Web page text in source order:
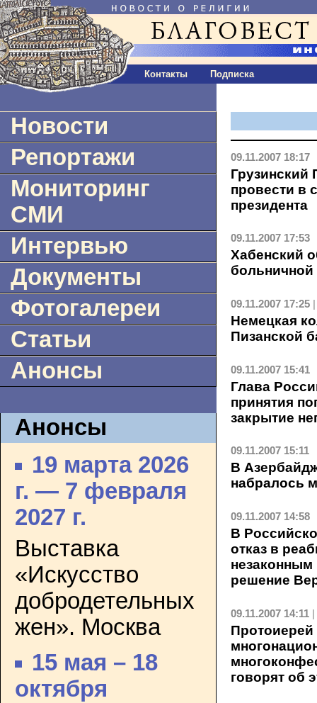
Контакты Подписка
Новости
Репортажи
Мониторинг
СМИ
Интервью
Документы
Фотогалереи
Статьи
Анонсы
Анонсы
19 марта 2026
г. — 7 февраля
2027 г.
Выставка
«Искусство
добродетельных
жен». Москва
15 мая – 18
октября
09.11.2007 18:17
Грузинский
провести в
президента
09.11.2007 17:53
Хабенский
больничной
09.11.2007 17:25
Немецкая
Пизанской
09.11.2007 15:41
Глава
принятия
закрытие
09.11.2007 15:11
В
набралось
09.11.2007 14:58
В
отказ в
решение
09.11.2007 14:11 |
говорят об